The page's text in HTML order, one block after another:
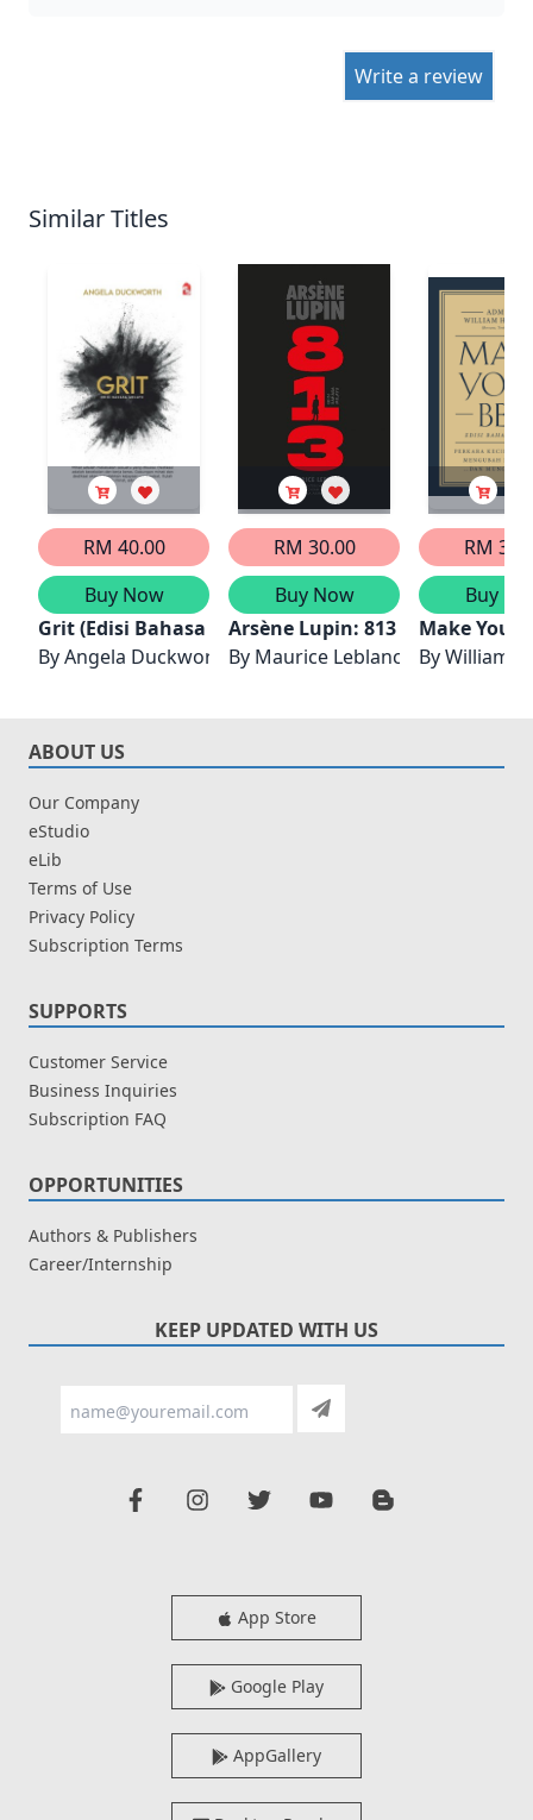
Write a review
Similar Titles
RM 40.00
Buy Now
Grit (Edisi Bahasa Melayu)
ByAngela Duckworth
RM 30.00
Buy Now
Arsène Lupin: 813 - Edisi
By Maurice Leblanc
RM
Buy
Make Your
ByWilliam
ABOUT US
Our Company
eStudio
eLib
Terms of Use
Privacy Policy
Subscription Terms
SUPPORTS
Customer Service
Business Inquiries
Subscription FAQ
OPPORTUNITIES
Authors & Publishers
Career/Internship
KEEP UPDATED WITH US
App Store
Google Play
AppGallery